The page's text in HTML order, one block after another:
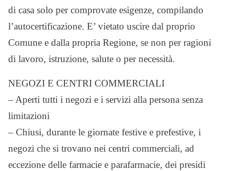
di casa solo per comprovate esigenze, compilando
l’autocertificazione. E’ vietato uscire dal proprio
Comune e dalla propria Regione, se non per ragioni
di lavoro, istruzione, salute o per necessità.
NEGOZI E CENTRI COMMERCIALI
– Aperti tutti i negozi e i servizi alla persona senza
limitazioni
– Chiusi, durante le giornate festive e prefestive, i
negozi che si trovano nei centri commerciali, ad
eccezione delle farmacie e parafarmacie, dei presidi